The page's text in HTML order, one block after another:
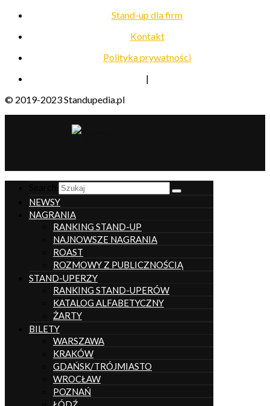
Stand-up dla firm
Kontakt
Polityka prywatności
|
© 2019-2023 Standupedia.pl
NEWSY
NAGRANIA
RANKING STAND-UP
NAJNOWSZE NAGRANIA
ROAST
ROZMOWY Z PUBLICZNOŚCIĄ
STAND-UPERZY
RANKING STAND-UPERÓW
KATALOG ALFABETYCZNY
ŻARTY
BILETY
WARSZAWA
KRAKÓW
GDAŃSK/TRÓJMIASTO
WROCŁAW
POZNAŃ